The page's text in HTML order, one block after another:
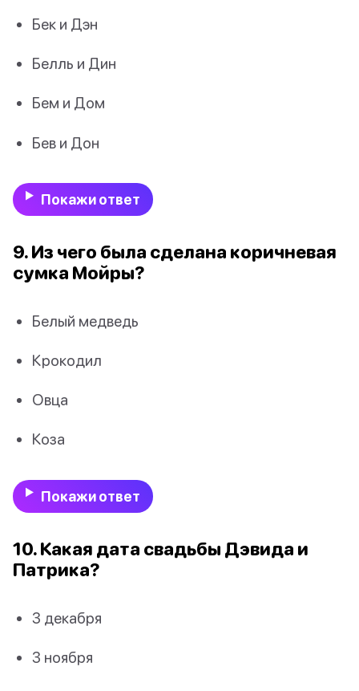
Бек и Дэн
Белль и Дин
Бем и Дом
Бев и Дон
Покажи ответ
9. Из чего была сделана коричневая
сумка Мойры?
Белый медведь
Крокодил
Овца
Коза
Покажи ответ
10. Какая дата свадьбы Дэвида и
Патрика?
3 декабря
3 ноября